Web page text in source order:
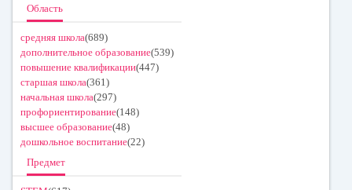
Область
средняя школа(689)
дополнительное образование(539)
повышение квалификации(447)
старшая школа(361)
начальная школа(297)
профориентирование(148)
высшее образование(48)
дошкольное воспитание(22)
Предмет